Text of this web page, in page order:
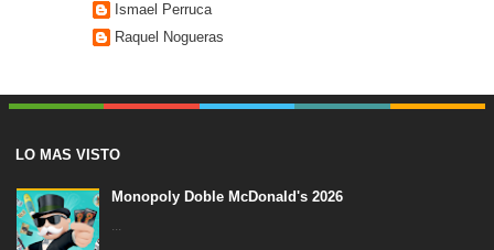
Ismael Perruca
Raquel Nogueras
LO MAS VISTO
Monopoly Doble McDonald's 2026